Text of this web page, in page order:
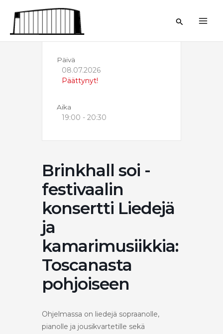
sisältöön
Hae
Päivä
08.07.2026
Päättynyt!
Aika
19:00 - 20:30
Brinkhall soi -
festivaalin
konsertti Liedejä
ja
kamarimusiikkia:
Toscanasta
pohjoiseen
Ohjelmassa on liedejä sopraanolle,
pianolle ja jousikvartetille sekä